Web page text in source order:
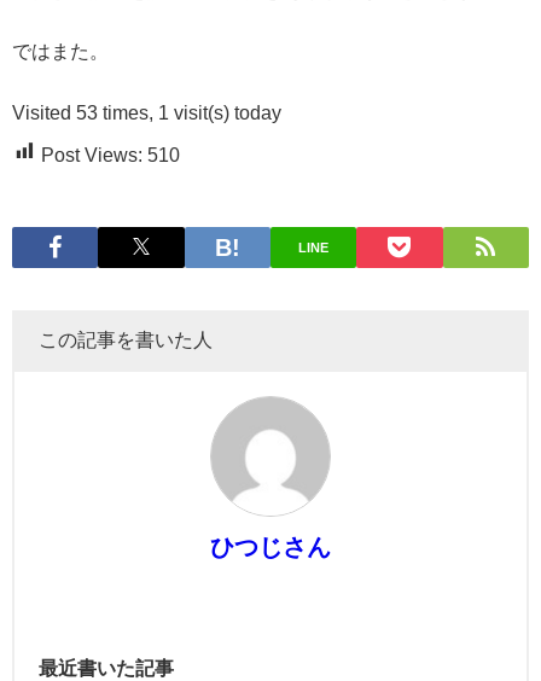
ではまた。
Visited 53 times, 1 visit(s) today
Post Views: 510
LINE
この記事を書いた人
ひつじさん
最近書いた記事